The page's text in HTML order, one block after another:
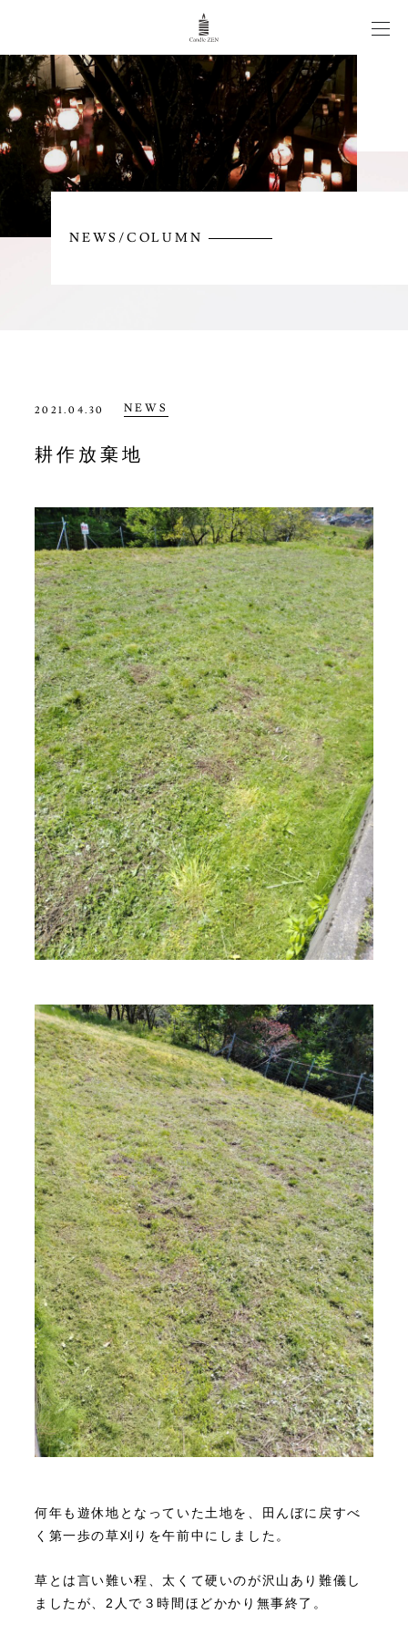
CANDLE WEDDING
WORKS
ITEM
NEWS/COLUMN
2021.04.30 NEWS
耕作放棄地
何年も遊休地となっていた土地を、田んぼに戻すべ
く第一歩の草刈りを午前中にしました。
草とは言い難い程、太くて硬いのが沢山あり難儀し
ましたが、2人で３時間ほどかかり無事終了。